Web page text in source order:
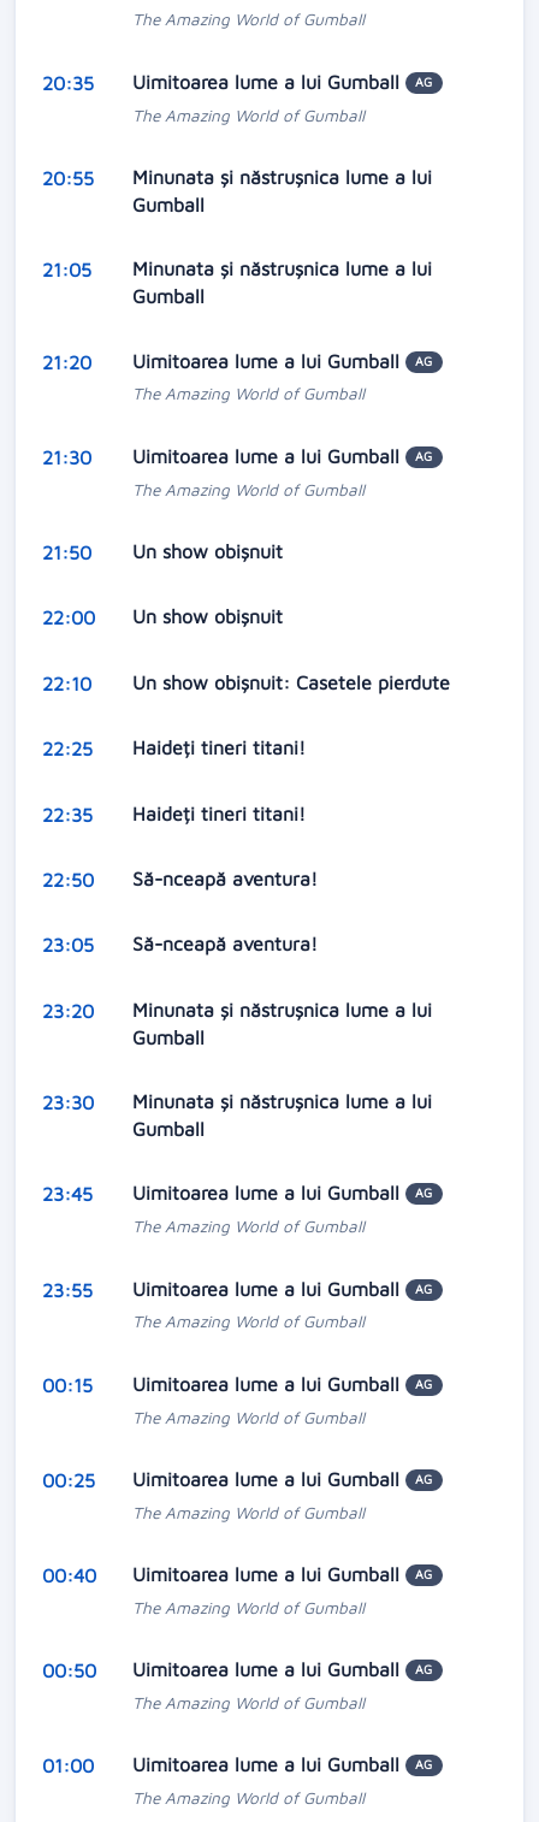
The Amazing World of Gumball
20:35 Uimitoarea lume a lui Gumball AG
The Amazing World of Gumball
20:55
Minunata și năstrușnica lume a lui
Gumball
21:05
Minunata și năstrușnica lume a lui
Gumball
21:20 Uimitoarea lume a lui Gumball AG
The Amazing World of Gumball
21:30 Uimitoarea lume a lui Gumball AG
The Amazing World of Gumball
21:50 Un show obişnuit
22:00 Un show obişnuit
22:10 Un show obișnuit: Casetele pierdute
22:25 Haideți tineri titani!
22:35 Haideți tineri titani!
22:50 Să-nceapă aventura!
23:05 Să-nceapă aventura!
23:20
Minunata și năstrușnica lume a lui
Gumball
23:30
Minunata și năstrușnica lume a lui
Gumball
23:45 Uimitoarea lume a lui Gumball AG
The Amazing World of Gumball
23:55 Uimitoarea lume a lui Gumball AG
The Amazing World of Gumball
00:15 Uimitoarea lume a lui Gumball AG
The Amazing World of Gumball
00:25 Uimitoarea lume a lui Gumball AG
The Amazing World of Gumball
00:40 Uimitoarea lume a lui Gumball AG
The Amazing World of Gumball
00:50 Uimitoarea lume a lui Gumball AG
The Amazing World of Gumball
01:00 Uimitoarea lume a lui Gumball AG
The Amazing World of Gumball